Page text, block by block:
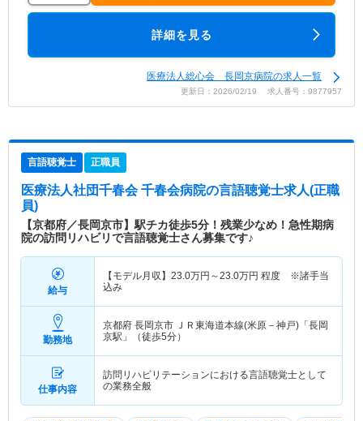
詳細を見る
医療法人総心会 長岡京病院の求人一覧
更新日：2026/02/19 求人番号：9877957
言語聴覚士 正職員
医療法人社団千春会 千春会病院の言語聴覚士求人(正職
員)
【京都府／長岡京市】駅チカ徒歩5分！残業少なめ！急性期病
院の訪問リハビリで言語聴覚士さん募集です♪
給与
【モデル月収】 23.0万円～23.0万円 程度 ※諸手当
込み
勤務地
京都府 長岡京市 ＪＲ東海道本線(米原－神戸)「長岡
京駅」（徒歩5分）
仕事内容
訪問リハビリテーションにおける言語聴覚士として
の業務全般